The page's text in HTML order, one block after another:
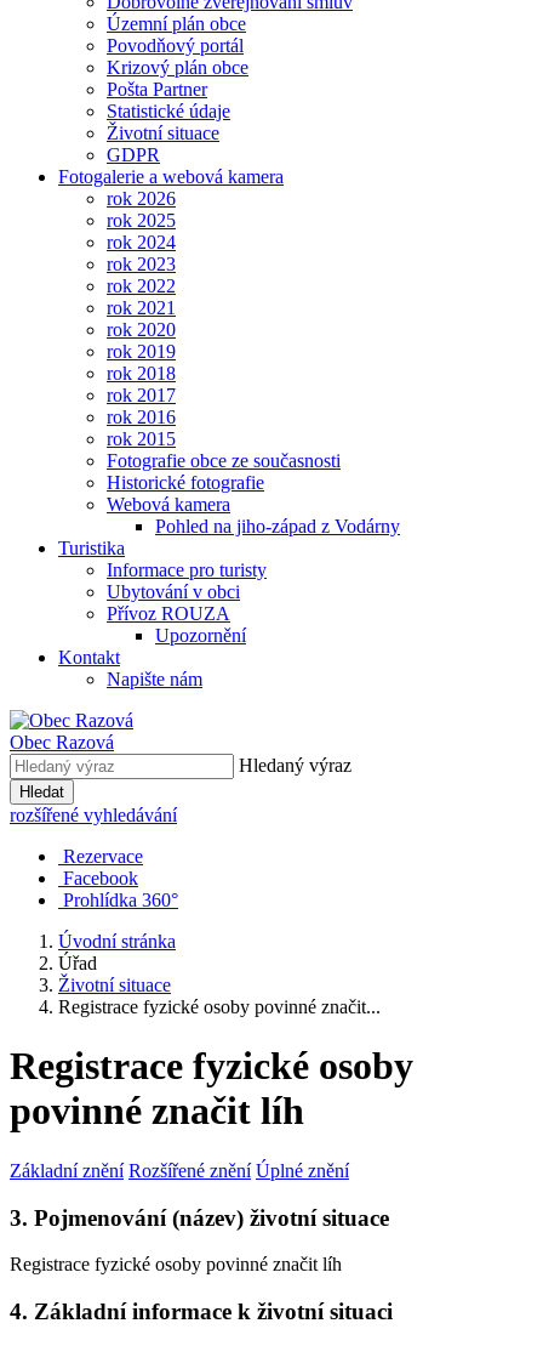
Územní plán obce
Povodňový portál
Krizový plán obce
Pošta Partner
Statistické údaje
Životní situace
GDPR
Fotogalerie a webová kamera
rok 2026
rok 2025
rok 2024
rok 2023
rok 2022
rok 2021
rok 2020
rok 2019
rok 2018
rok 2017
rok 2016
rok 2015
Fotografie obce ze současnosti
Historické fotografie
Webová kamera
Pohled na jiho-západ z Vodárny
Turistika
Informace pro turisty
Ubytování v obci
Přívoz ROUZA
Upozornění
Kontakt
Napište nám
Obec Razová
Hledaný výraz
Hledat
rozšířené vyhledávání
Rezervace
Facebook
Prohlídka 360°
Úvodní stránka
Úřad
Životní situace
Registrace fyzické osoby povinné značit...
Registrace fyzické osoby
povinné značit líh
Základní znění Rozšířené znění Úplné znění
3. Pojmenování (název) životní situace
Registrace fyzické osoby povinné značit líh
4. Základní informace k životní situaci